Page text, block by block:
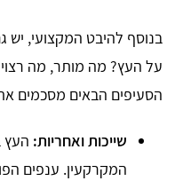
בנוסף להיבט המקצועי, יש
על העץ? מה מותר, מה רצוי
הסעיפים הבאים מסכמים
שייכות ואחריות: העץ
המקרקעין. ענפים